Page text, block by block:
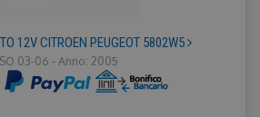
12V CITROEN PEUGEOT 5802W5
03-06 - Anno: 2005